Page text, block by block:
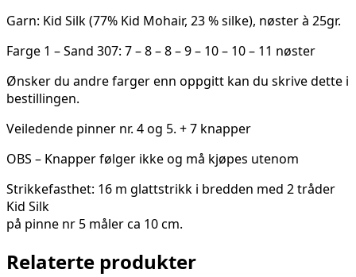
Garn: Kid Silk (77% Kid Mohair, 23 % silke), nøster à 25gr.
Farge 1 – Sand 307: 7 – 8 – 8 – 9 – 10 – 10 – 11 nøster
Ønsker du andre farger enn oppgitt kan du skrive dette i
bestillingen.
Veiledende pinner nr. 4 og 5. + 7 knapper
OBS – Knapper følger ikke og må kjøpes utenom
Strikkefasthet: 16 m glattstrikk i bredden med 2 tråder
Kid Silk
på pinne nr 5 måler ca 10 cm.
Relaterte produkter